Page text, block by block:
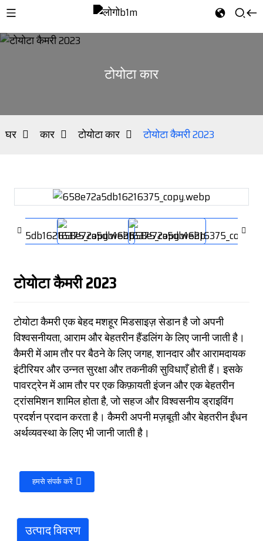
टोयोटा कार
घर कार टोयोटा कार टोयोटा कैमरी 2023
टोयोटा कैमरी 2023
टोयोटा कैमरी एक बेहद मशहूर मिडसाइज़ सेडान है जो अपनी
विश्वसनीयता, आराम और बेहतरीन हैंडलिंग के लिए जानी जाती है।
कैमरी में आम तौर पर बैठने के लिए जगह, शानदार और आरामदायक
इंटीरियर और उन्नत सुरक्षा और तकनीकी सुविधाएँ होती हैं। इसके
पावरट्रेन में आम तौर पर एक किफ़ायती इंजन और एक बेहतरीन
ट्रांसमिशन शामिल होता है, जो सहज और विश्वसनीय ड्राइविंग
प्रदर्शन प्रदान करता है। कैमरी अपनी मज़बूती और बेहतरीन ईंधन
अर्थव्यवस्था के लिए भी जानी जाती है।
हमसे संपर्क करें
उत्पाद विवरण